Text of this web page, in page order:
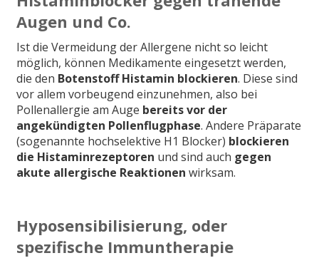
Augen und Co.
Ist die Vermeidung der Allergene nicht so leicht
möglich, können Medikamente eingesetzt werden,
die den Botenstoff Histamin blockieren. Diese sind
vor allem vorbeugend einzunehmen, also bei
Pollenallergie am Auge bereits vor der
angekündigten Pollenflugphase. Andere Präparate
(sogenannte hochselektive H1 Blocker) blockieren
die Histaminrezeptoren und sind auch gegen
akute allergische Reaktionen wirksam.
Hyposensibilisierung, oder
spezifische Immuntherapie